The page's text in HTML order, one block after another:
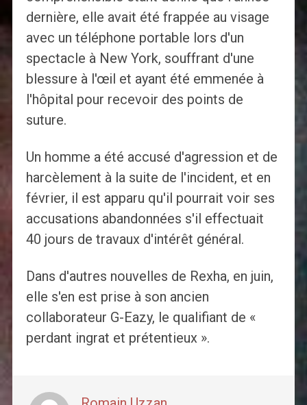
dernière, elle avait été frappée au visage
avec un téléphone portable lors d'un
spectacle à New York, souffrant d'une
blessure à l'œil et ayant été emmenée à
l'hôpital pour recevoir des points de
suture.
Un homme a été accusé d'agression et de
harcèlement à la suite de l'incident, et en
février, il est apparu qu'il pourrait voir ses
accusations abandonnées s'il effectuait
40 jours de travaux d'intérêt général.
Dans d'autres nouvelles de Rexha, en juin,
elle s'en est prise à son ancien
collaborateur G-Eazy, le qualifiant de «
perdant ingrat et prétentieux ».